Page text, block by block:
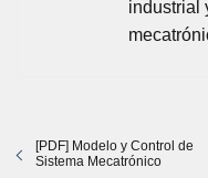
industrial
[PDF] Modelo y Control de
Sistema Mecatrónico